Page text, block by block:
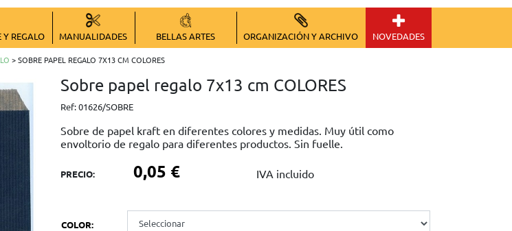
VER CESTA
REGALO MANUALIDADES BELLAS ARTES ORGANIZACIÓN Y ARCHIVO NOVEDADES
> SOBRE PAPEL REGALO 7X13 CM COLORES
Sobre papel regalo 7x13 cm COLORES
Ref:01626/SOBRE
Sobre de papel kraft en diferentes colores y medidas. Muy útil como
envoltorio de regalo para diferentes productos. Sin fuelle.
PRECIO: 0,05 € IVA incluido
COLOR